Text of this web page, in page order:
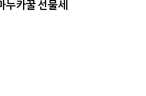
카꿀 선물세